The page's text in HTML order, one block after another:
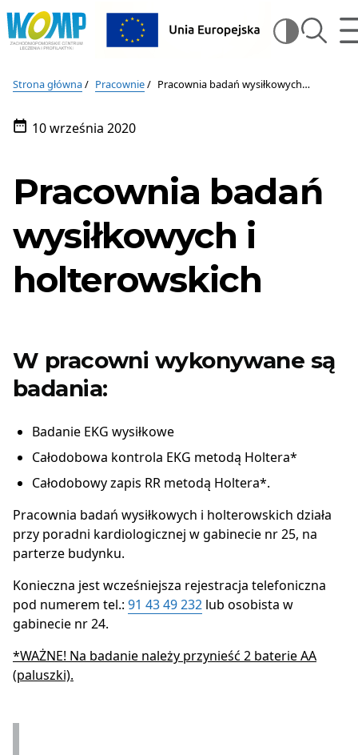
Wojewódzki
Ośrodek
Pracy
Zachodniopomorskie
Centrum
Leczenia
Wojewódzki
Ośrodek
Medycyny
Zachodniopomorskie
Leczenia
Szczecinie
szukaj
Strona główna Pracownie Pracownia badań wysiłkowych i holterowskich
Data10 września 2020
Pracownia badań
wysiłkowych i
holterowskich
W pracowni wykonywane są
badania:
Badanie EKG wysiłkowe
Całodobowa kontrola EKG metodą Holtera*
Całodobowy zapis RR metodą Holtera*.
Pracownia badań wysiłkowych i holterowskich działa
przy poradni kardiologicznej w gabinecie nr 25, na
parterze budynku.
Konieczna jest wcześniejsza rejestracja telefoniczna
pod numerem tel.: 91 43 49 232 lub osobista w
gabinecie nr 24.
*WAŻNE! Na badanie należy przynieść 2 baterie AA
(paluszki).